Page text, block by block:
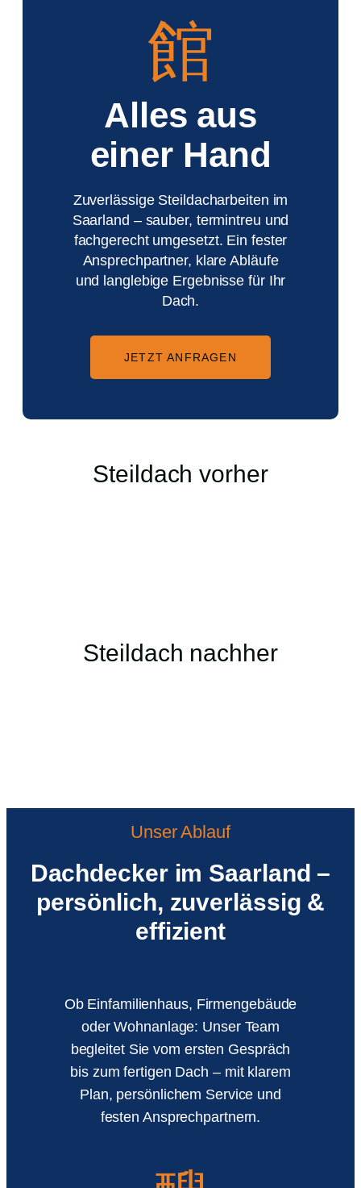
Alles aus
einer Hand
Zuverlässige Steildacharbeiten im
Saarland – sauber, termintreu und
fachgerecht umgesetzt. Ein fester
Ansprechpartner, klare Abläufe
und langlebige Ergebnisse für Ihr
Dach.
JETZT ANFRAGEN
Steildach vorher
Steildach nachher
Unser Ablauf
Dachdecker im Saarland –
persönlich, zuverlässig &
effizient
Ob Einfamilienhaus, Firmengebäude
oder Wohnanlage: Unser Team
begleitet Sie vom ersten Gespräch
bis zum fertigen Dach – mit klarem
Plan, persönlichem Service und
festen Ansprechpartnern.